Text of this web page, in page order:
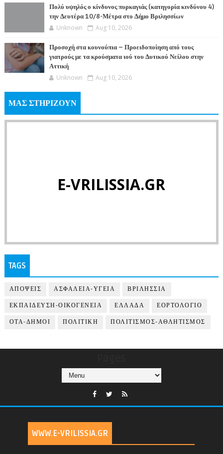
Πολύ υψηλός ο κίνδυνος πυρκαγιάς (κατηγορία κινδύνου 4)
την Δευτέρα 10/8-Μέτρα στο Δήμο Βριλησσίων
Unknown Aug 10, 2026
Προσοχή στα κουνούπια – Προειδοποίηση από τους
γιατρούς με τα κρούσματα ιού του Δυτικού Νείλου στην
Αττική
Unknown Aug 10, 2026
ΜΑΣ ΣΤΗΡΙΖΟΥΝ
E-VRILISSIA.GR
TAGS
ΑΠΟΨΕΙΣ ΑΣΦΑΛΕΙΑ-ΥΓΕΙΑ ΒΡΙΛΗΣΣΙΑ
ΕΚΠΑΙΔΕΥΣΗ-ΟΙΚΟΓΕΝΕΙΑ ΕΛΛΑΔΑ ΕΟΡΤΟΛΟΓΙΟ
ΟΤΑ-ΔΗΜΟΙ ΠΟΛΙΤΙΚΗ ΠΟΛΙΤΙΣΜΟΣ-ΑΘΛΗΤΙΣΜΟΣ
WWW.E-VRILISSIA.GR